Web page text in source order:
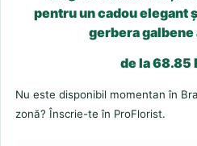
pentru un cadou elegant
gerbera galbene
de la 68.85
Nu este disponibil momentan în
zonă? Înscrie-te în ProFlorist.